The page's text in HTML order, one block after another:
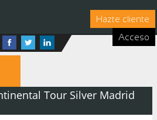
Hazte cliente
Acceso
Tour Silver Madrid